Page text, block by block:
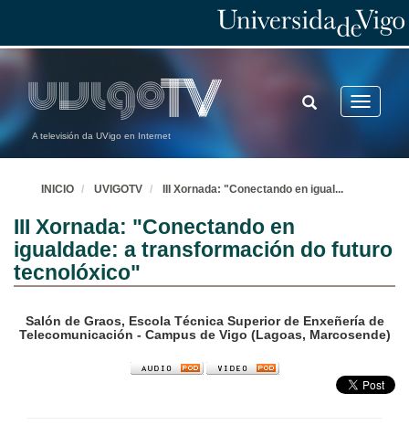
A televisión da UVigo en Internet
Toggle
TOGGLE
SEARCH
INICIO UVIGOTV III Xornada: "Conectando en igual ...
III Xornada: "Conectando en
igualdade: a transformación do futuro
tecnolóxico"
Salón de Graos, Escola Técnica Superior de Enxeñería de
Telecomunicación - Campus de Vigo (Lagoas, Marcosende)